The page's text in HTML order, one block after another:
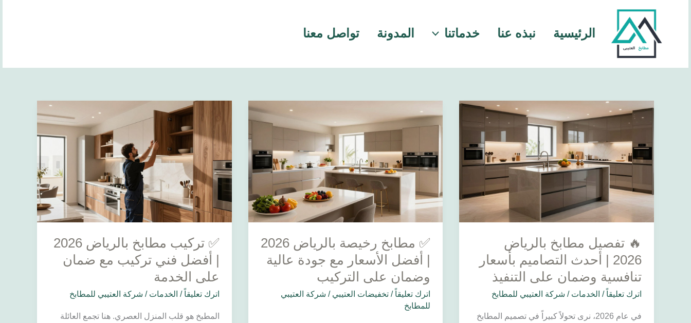
الرئيسية نبذه عنا خدماتنا المدونة تواصل معنا
🔥 تفصيل مطابخ بالرياض
2026 | أحدث التصاميم بأسعار
تنافسية وضمان على التنفيذ
اترك تعليقاً / الخدمات / شركة العتيبي للمطابخ
في عام 2026، نرى تحولاً كبيراً في تصميم المطابخ
🔥
تفصيل
بالرياض
2026
أحدث
وضمان
على
التنفيذ
✅ مطابخ رخيصة بالرياض 2026
| أفضل الأسعار مع جودة عالية
وضمان على التركيب
اترك تعليقاً / تخفيضات العتيبي / شركة العتيبي
للمطابخ
مطابخ
2026
|
الأسعار
مع
عالية
وضمان
على
التركيب
✅ تركيب مطابخ بالرياض 2026
| أفضل فني تركيب مع ضمان
على الخدمة
اترك تعليقاً / الخدمات / شركة العتيبي للمطابخ
المطبخ هو قلب المنزل العصري. هنا تجمع العائلة
تركيب
مطابخ
بالرياض
2026
|
أفضل
فني
تركيب
ضمان
على
الخدمة